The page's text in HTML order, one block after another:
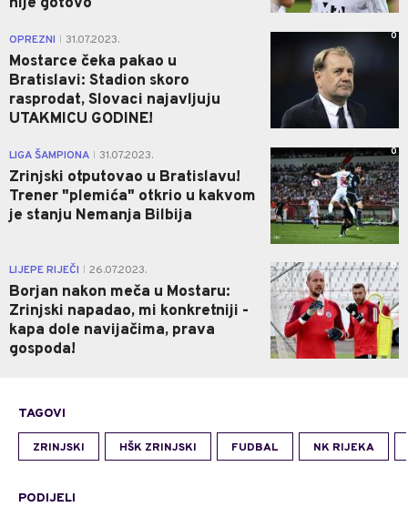
OPREZNI 31.07.2023.
Mostarce čeka pakao u
Bratislavi: Stadion skoro
rasprodat, Slovaci najavljuju
UTAKMICU GODINE!
0
LIGA ŠAMPIONA 31.07.2023.
Zrinjski otputovao u Bratislavu!
Trener "plemića" otkrio u kakvom
je stanju Nemanja Bilbija
0
LIJEPE RIJEČI 26.07.2023.
Borjan nakon meča u Mostaru:
Zrinjski napadao, mi konkretniji -
kapa dole navijačima, prava
gospoda!
0
TAGOVI
ZRINJSKI HŠK ZRINJSKI FUDBAL NK RIJEKA
PODIJELI